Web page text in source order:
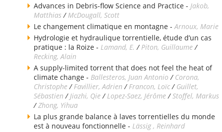
Advances in Debris-flow Science and Practice - Jakob,
Matthias/McDougall, Scott
Le changement climatique en montagne -Arnoux, Marie
Hydrologie et hydraulique torrentielle, étude d’un cas
pratique : la Roize - Lamand, E. / Piton, Guillaume/
Recking, Alain
A supply-limited torrent that does not feel the heat of
climate change - Ballesteros, Juan Antonio / Corona,
Christophe/ Favillier, Adrien / Francon, Loïc/ Guillet,
Sébastien / Jiazhi, Qie/ Lopez-Saez, Jérôme/Stoffel, Markus
/Zhong, Yihua
La plus grande balance à laves torrentielles du monde
est à nouveau fonctionnelle - Lässig , Reinhard